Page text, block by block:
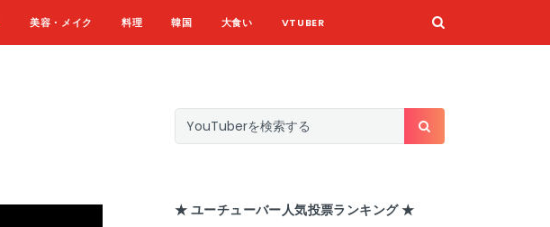
美容・メイク 料理 韓国 大食い VTUBER
★ ユーチューバー人気投票ランキング ★